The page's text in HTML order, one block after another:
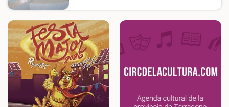
relajado y divertido. El primero es un
auténtico polo cultural y acoge…